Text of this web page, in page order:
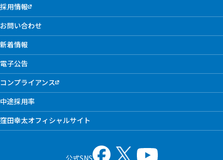
採用情報
お問い合わせ
新着情報
電子公告
コンプライアンス
中途採用率
窪田幸太オフィシャルサイト
公式SNS